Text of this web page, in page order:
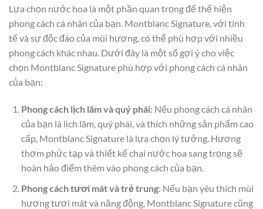
Lựa chọn nước hoa là một phần quan trọng để thể hiện
phong cách cá nhân của bạn. Montblanc Signature, với tính
tế và sự độc đáo của mùi hương, có thể phù hợp với nhiều
phong cách khác nhau. Dưới đây là một số gợi ý cho việc
chọn Montblanc Signature phù hợp với phong cách cá nhân
của bạn:
Phong cách lịch lãm và quý phái: Nếu phong cách cá nhân
của bạn là lịch lãm, quý phái, và thích những sản phẩm cao
cấp, Montblanc Signature là lựa chọn lý tưởng. Hương
thơm phức tạp và thiết kế chai nước hoa sang trọng sẽ
hoàn hảo điểm thêm vào phong cách của bạn.
Phong cách tươi mát và trẻ trung: Nếu bạn yêu thích mùi
hương tươi mát và năng động, Montblanc Signature cũng